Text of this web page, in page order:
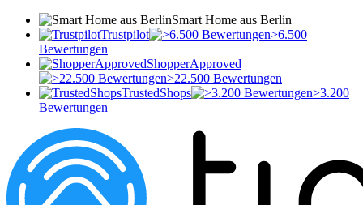
Smart Home aus Berlin
Trustpilot
>6.500
Bewertungen
ShopperApproved
>22.500 Bewertungen
TrustedShops
>3.200
Bewertungen